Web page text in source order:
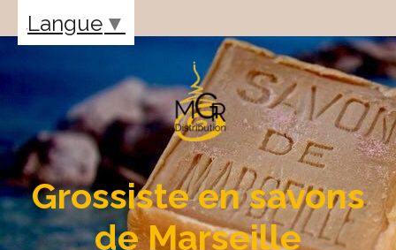
Grossiste en savons
de Marseille
Langue ▼